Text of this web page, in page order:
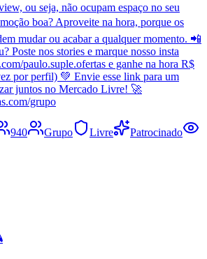
ou seja, não ocupam espaço no seu
boa? Aproveite na hora, porque os
mudar ou acabar a qualquer momento. 📲
Poste nos stories e marque nosso insta
paulo.suple.ofertas e ganhe na hora R$
por perfil) 💚 Envie esse link para um
juntos no Mercado Livre! 🚀
grupo
940 Grupo Livre
Patrocinado